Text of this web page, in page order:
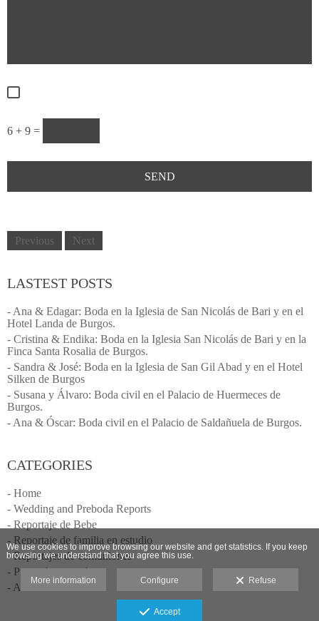
6 + 9 =
Previous Next
LASTEST POSTS
- Ana & Edagar: Boda en la Iglesia de San Nicolás de Bari y en el
Hotel Landa de Burgos.
- Cristina & Endika: Boda en la Iglesia San Nicolás de Bari y en la
Finca Santa Rosalia de Burgos.
- Sandra & José: Boda en la Iglesia de San Gil Abad y en el Hotel
Silken de Burgos
- Susana y Álvaro: Boda civil en el Palacio de Huermeces de
Burgos.
- Ana & Óscar: Boda civil en el Palacio de Saldañuela de Burgos.
CATEGORIES
- Home
- Wedding and Preboda Reports
- Reportaje de Bebe
- Reportaje de familia en estudio
- Reportajes de comuniones
- Press photographer
- Anuncios
We use cookies to improve browsing our website and get statistics. If you keep
browsing we understand that you agree this use.
More information Configure Refuse
Accept